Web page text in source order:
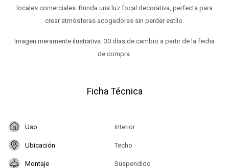
locales comerciales. Brinda una luz focal decorativa, perfecta para
crear atmósferas acogedoras sin perder estilo.
Imagen meramente ilustrativa. 30 días de cambio a partir de la fecha
de compra.
Ficha Técnica
Uso Interior
Ubicación Techo
Montaje Suspendido